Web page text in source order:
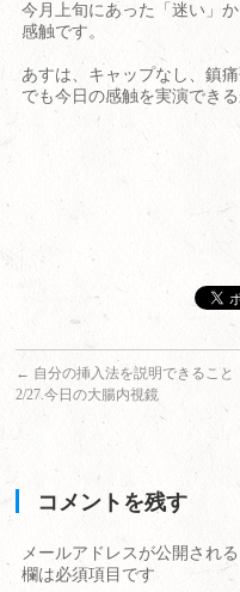
今月上旬にあった「迷い」
感触です。
あすは、キャップなし、鎮
でも今日の感触を実演できる
← 自分の挿入法を説明できること
2/27.今日の大腸内視鏡
コメントを残す
メールアドレスが公開され
欄は必須項目です